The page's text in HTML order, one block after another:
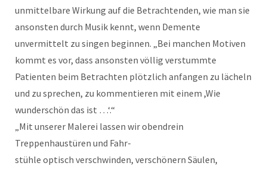
unmittelbare Wirkung auf die Betrachtenden, wie man sie
ansonsten durch Musik kennt, wenn Demente
unvermittelt zu singen beginnen. „Bei manchen Motiven
kommt es vor, dass ansonsten völlig verstummte
Patienten beim Betrachten plötzlich anfangen zu lächeln
und zu sprechen, zu kommentieren mit einem ,Wie
wunderschön das ist …‘.“
„Mit unserer Malerei lassen wir obendrein
Treppenhaustüren und Fahr-
stühle optisch verschwinden, verschönern Säulen,